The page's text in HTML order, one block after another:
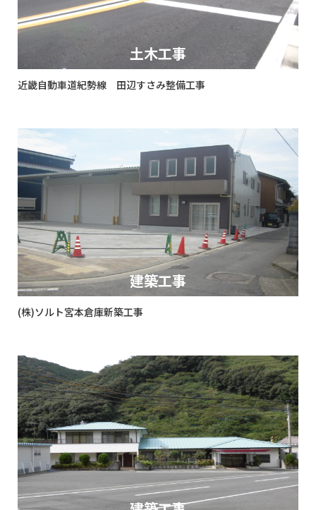
土木工事
近畿自動車道紀勢線 田辺すさみ整備工事
建築工事
(株)ソルト宮本倉庫新築工事